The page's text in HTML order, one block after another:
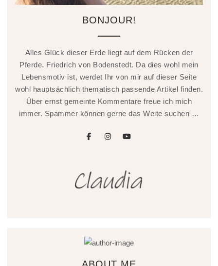
BONJOUR!
Alles Glück dieser Erde liegt auf dem Rücken der
Pferde. Friedrich von Bodenstedt. Da dies wohl mein
Lebensmotiv ist, werdet Ihr von mir auf dieser Seite
wohl hauptsächlich thematisch passende Artikel finden.
Über ernst gemeinte Kommentare freue ich mich
immer. Spammer können gerne das Weite suchen …